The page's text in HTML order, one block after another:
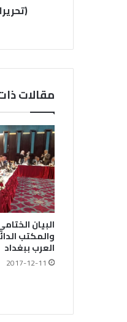
مقالات
البيان
والمكتب
العرب ببغداد
2017-12-11